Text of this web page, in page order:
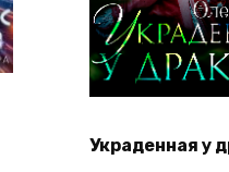
Украденная у